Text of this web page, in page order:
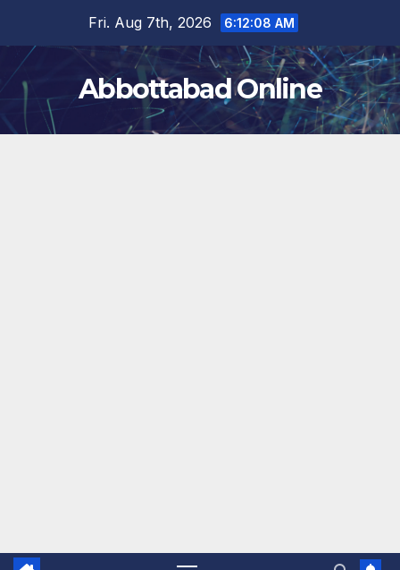
content
Fri. Aug 7th, 2026 6:12:09 AM
Abbottabad Online